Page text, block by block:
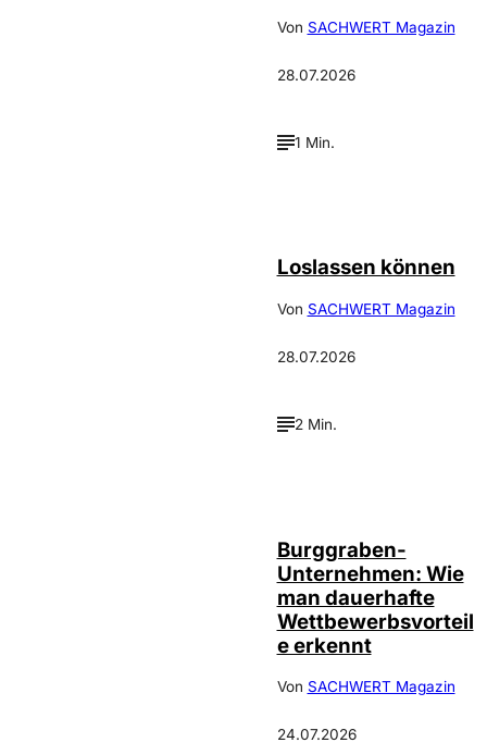
Von SACHWERT Magazin
28.07.2026
1 Min.
Loslassen können
Von SACHWERT Magazin
28.07.2026
2 Min.
Burggraben-
Unternehmen: Wie
man dauerhafte
Wettbewerbsvorteil
e erkennt
Von SACHWERT Magazin
24.07.2026